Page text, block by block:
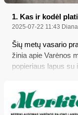
1. Kas ir kodėl
2025-07-22 11:43
Šių metų vasario
žinia apie Varėnos
popieriaus lapus su
Varėnos ir Varėnos
išnaudojo vienas
– bei paantrašte po